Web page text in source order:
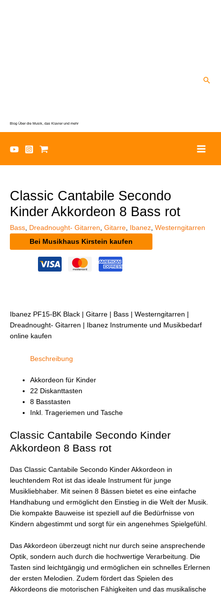
Blog Über die Musik, das Klavier und mehr
Classic Cantabile Secondo
Kinder Akkordeon 8 Bass rot
Bass Dreadnought- Gitarren Gitarre Ibanez Westerngitarren
Bei Musikhaus Kirstein kaufen
Ibanez PF15-BK Black | Gitarre | Bass | Westerngitarren |
Dreadnought- Gitarren | Ibanez Instrumente und Musikbedarf
online kaufen
Beschreibung
Akkordeon für Kinder
22 Diskanttasten
8 Basstasten
Inkl. Trageriemen und Tasche
Classic Cantabile Secondo Kinder
Akkordeon 8 Bass rot
Das Classic Cantabile Secondo Kinder Akkordeon in
leuchtendem Rot ist das ideale Instrument für junge
Musikliebhaber. Mit seinen 8 Bässen bietet es eine einfache
Handhabung und ermöglicht den Einstieg in die Welt der Musik.
Die kompakte Bauweise ist speziell auf die Bedürfnisse von
Kindern abgestimmt und sorgt für ein angenehmes Spielgefühl.
Das Akkordeon überzeugt nicht nur durch seine ansprechende
Optik, sondern auch durch die hochwertige Verarbeitung. Die
Tasten sind leichtgängig und ermöglichen ein schnelles Erlernen
der ersten Melodien. Zudem fördert das Spielen des
Akkordeons die motorischen Fähigkeiten und das musikalische